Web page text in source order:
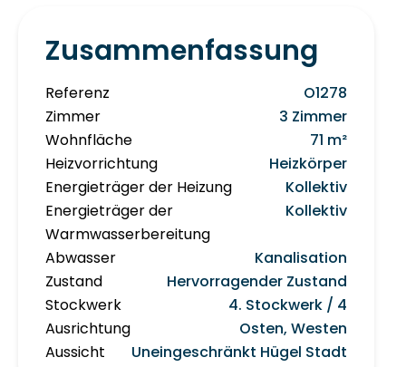
Zusammenfassung
Referenz
O1278
Zimmer
3 Zimmer
Wohnfläche
71 m²
Heizvorrichtung
Heizkörper
Energieträger der Heizung
Kollektiv
Energieträger der
Warmwasserbereitung
Kollektiv
Abwasser
Kanalisation
Zustand
Hervorragender Zustand
Stockwerk
4. Stockwerk / 4
Ausrichtung
Osten, Westen
Aussicht
Uneingeschränkt Hügel Stadt